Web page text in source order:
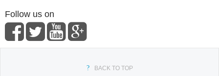
Follow us on
BACK TO TOP